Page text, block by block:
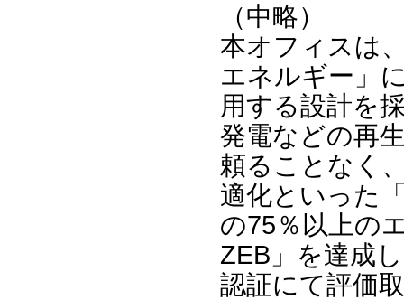
（中略）
本オフィスは
エネルギー」
用する設計を
発電などの再
頼ることなく
適化といった
の75％以上の
ZEB」を達成
認証にて評価